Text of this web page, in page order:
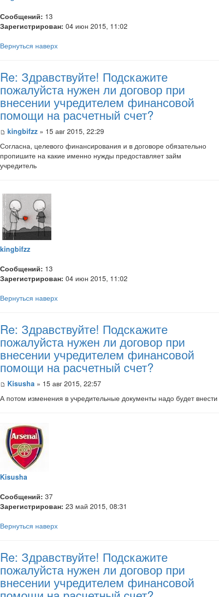
Сообщений: 13
Зарегистрирован: 04 июн 2015, 11:02
Вернуться наверх
Re: Здравствуйте! Подскажите
пожалуйста нужен ли договор при
внесении учредителем финансовой
помощи на расчетный счет?
kingbifzz » 15 авг 2015, 22:29
Согласна, целевого финансирования и в договоре обязательно
пропишите на какие именно нужды предоставляет займ
учредитель
kingbifzz
Сообщений: 13
Зарегистрирован: 04 июн 2015, 11:02
Вернуться наверх
Re: Здравствуйте! Подскажите
пожалуйста нужен ли договор при
внесении учредителем финансовой
помощи на расчетный счет?
Kisusha » 15 авг 2015, 22:57
А потом изменения в учредительные документы надо будет внести
Kisusha
Сообщений: 37
Зарегистрирован: 23 май 2015, 08:31
Вернуться наверх
Re: Здравствуйте! Подскажите
пожалуйста нужен ли договор при
внесении учредителем финансовой